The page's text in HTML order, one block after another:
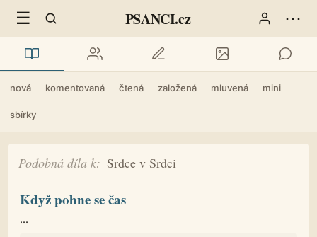
☰ PSANCI.cz ⋯
nová komentovaná čtená založená mluvená mini
sbírky
Podobná díla k Srdce v Srdci
Když pohne se čas
...